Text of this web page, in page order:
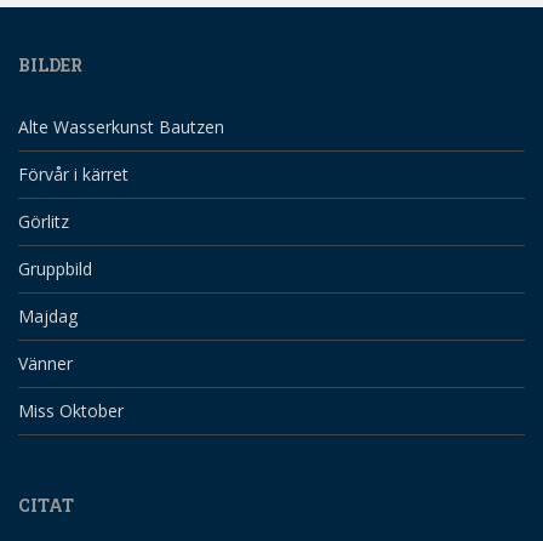
BILDER
Alte Wasserkunst Bautzen
Förvår i kärret
Görlitz
Gruppbild
Majdag
Vänner
Miss Oktober
CITAT